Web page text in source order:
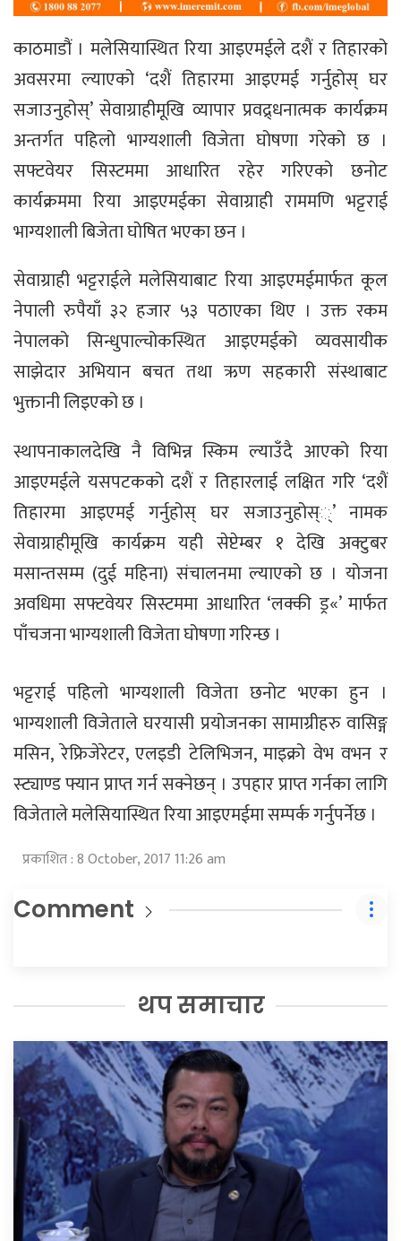
काठमाडौं । मलेसियास्थित रिया आइएमईले दशैं र तिहारको
अवसरमा ल्याएको ‘दशैं तिहारमा आइएमई गर्नुहोस् घर
सजाउनुहोस्’ सेवाग्राहीमूखि व्यापार प्रवद्र्धनात्मक कार्यक्रम
अन्तर्गत पहिलो भाग्यशाली विजेता घोषणा गरेको छ ।
सफ्टवेयर सिस्टममा आधारित रहेर गरिएको छनोट
कार्यक्रममा रिया आइएमईका सेवाग्राही राममणि भट्टराई
भाग्यशाली बिजेता घोषित भएका छन ।
सेवाग्राही भट्टराईले मलेसियाबाट रिया आइएमईमार्फत कूल
नेपाली रुपैयाँ ३२ हजार ५३ पठाएका थिए । उक्त रकम
नेपालको सिन्धुपाल्चोकस्थित आइएमईको व्यवसायीक
साझेदार अभियान बचत तथा ऋण सहकारी संस्थाबाट
भुक्तानी लिइएको छ ।
स्थापनाकालदेखि नै विभिन्न स्किम ल्याउँदै आएको रिया
आइएमईले यसपटकको दशैं र तिहारलाई लक्षित गरि ‘दशैं
तिहारमा आइएमई गर्नुहोस् घर सजाउनुहोस््’ नामक
सेवाग्राहीमूखि कार्यक्रम यही सेप्टेम्बर १ देखि अक्टुबर
मसान्तसम्म (दुई महिना) संचालनमा ल्याएको छ । योजना
अवधिमा सफ्टवेयर सिस्टममा आधारित ‘लक्की ड्र«’ मार्फत
पाँचजना भाग्यशाली विजेता घोषणा गरिन्छ ।
भट्टराई पहिलो भाग्यशाली विजेता छनोट भएका हुन ।
भाग्यशाली विजेताले घरयासी प्रयोजनका सामाग्रीहरु वासिङ्ग
मसिन, रेफ्रिजेरेटर, एलइडी टेलिभिजन, माइक्रो वेभ वभन र
स्ट्याण्ड फ्यान प्राप्त गर्न सक्नेछन् । उपहार प्राप्त गर्नका लागि
विजेताले मलेसियास्थित रिया आइएमईमा सम्पर्क गर्नुपर्नेछ ।
प्रकाशित : 8 October, 2017 11:26 am
Comment
थप समाचार